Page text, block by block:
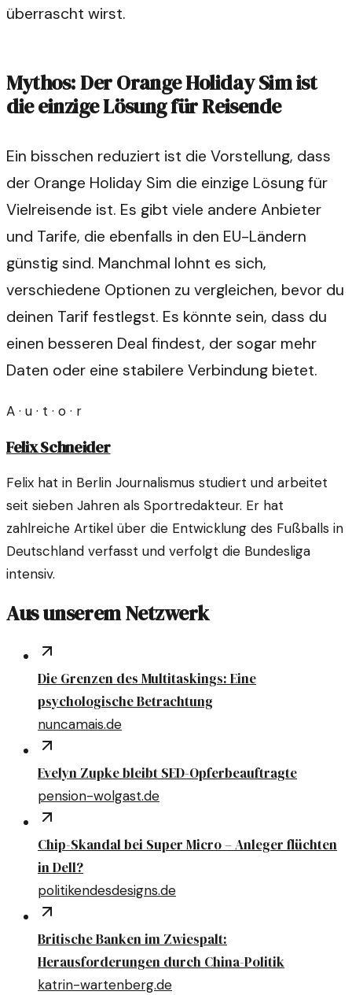
überrascht wirst.
Mythos: Der Orange Holiday Sim ist
die einzige Lösung für Reisende
Ein bisschen reduziert ist die Vorstellung, dass
der Orange Holiday Sim die einzige Lösung für
Vielreisende ist. Es gibt viele andere Anbieter
und Tarife, die ebenfalls in den EU-Ländern
günstig sind. Manchmal lohnt es sich,
verschiedene Optionen zu vergleichen, bevor du
deinen Tarif festlegst. Es könnte sein, dass du
einen besseren Deal findest, der sogar mehr
Daten oder eine stabilere Verbindung bietet.
A · u · t · o · r
Felix Schneider
Felix hat in Berlin Journalismus studiert und arbeitet
seit sieben Jahren als Sportredakteur. Er hat
zahlreiche Artikel über die Entwicklung des Fußballs in
Deutschland verfasst und verfolgt die Bundesliga
intensiv.
Aus unserem Netzwerk
Die Grenzen des Multitaskings: Eine
psychologische Betrachtung
nuncamais.de
Evelyn Zupke bleibt SED-Opferbeauftragte
pension-wolgast.de
Chip-Skandal bei Super Micro – Anleger flüchten
in Dell?
politikendesdesigns.de
Britische Banken im Zwiespalt:
Herausforderungen durch China-Politik
katrin-wartenberg.de